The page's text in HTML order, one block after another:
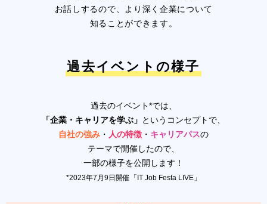
お話しするので、より深く企業について
知ることができます。
過去イベントの様子
過去のイベント*では、
「企業・キャリアを学ぶ」 というコンセプトで、
自社の強み ・ 人の特徴 ・ キャリアパスの
テーマで開催したので、
一部の様子を公開します！
*2023年7月9日開催「IT Job Festa LIVE」